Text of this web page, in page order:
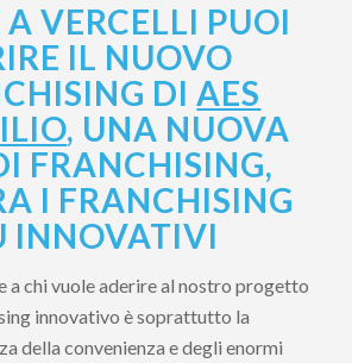
VERCELLI PUOI
IL NUOVO
DIAES
, UNA NUOVA
FRANCHISING,
I FRANCHISING
INNOVATIVI
a chi vuole aderire al nostro progetto
innovativo è soprattutto la
della convenienza e degli enormi